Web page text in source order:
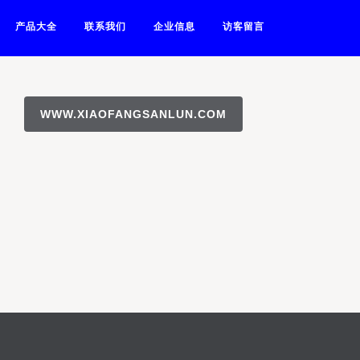
产品大全 联系我们 企业信息 访客留言
WWW.XIAOFANGSANLUN.COM